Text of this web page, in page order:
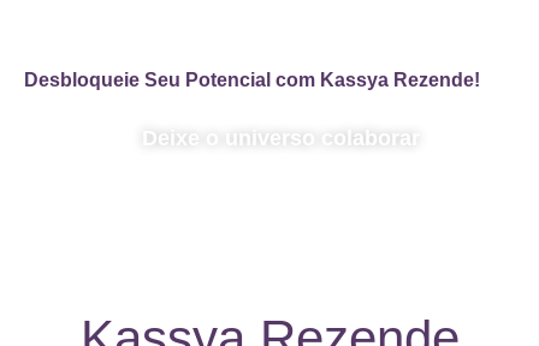
Desbloqueie Seu Potencial com Kassya Rezende!
Deixe o universo colaborar